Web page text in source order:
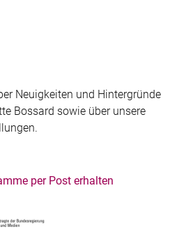
Neuigkeiten und Hintergründe
Bossard sowie über unsere
per Post erhalten